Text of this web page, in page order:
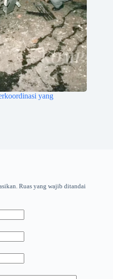
yang
Ruas yang wajib ditandai